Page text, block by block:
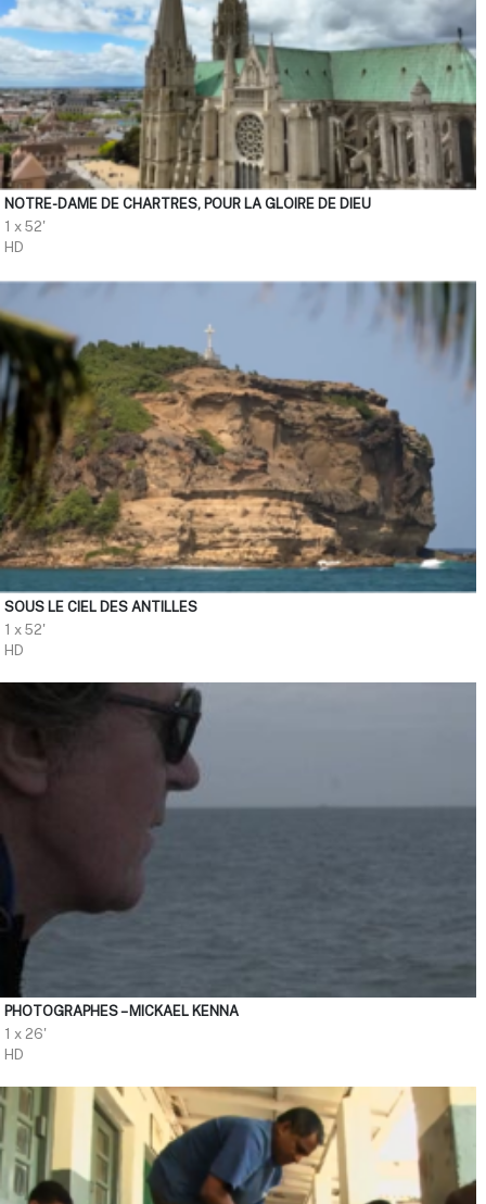
NOTRE-DAME DE CHARTRES, POUR LA GLOIRE DE DIEU
1 x 52'
HD
SOUS LE CIEL DES ANTILLES
1 x 52'
HD
PHOTOGRAPHES – MICKAEL KENNA
1 x 26'
HD